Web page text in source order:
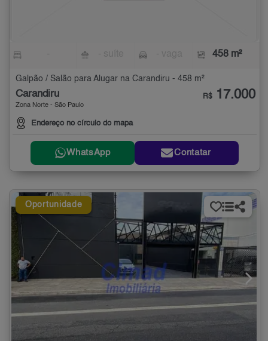
458 m²
Galpão / Salão para Alugar na Carandiru - 458 m²
Carandiru
Zona Norte - São Paulo
Endereço no círculo do mapa
R$ 17.000
WhatsApp Contatar
Oportunidade